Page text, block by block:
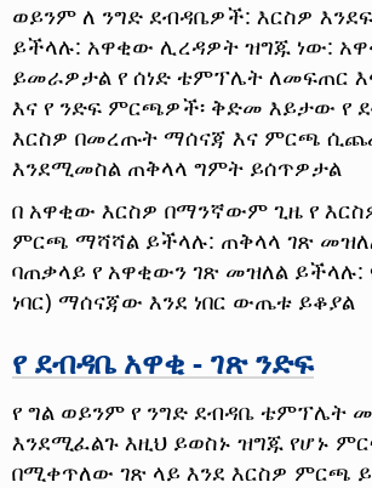
ወይንም ለ ንግድ ደብዳቤዎች: እርስዎ
ይችላሉ: አዋቂው ሊረዳዎት ዝግጁ ነው:
ይመራዎታል የ ሰነድ ቴምፕሌት ለመፍጠር
እና የ ንድፍ ምርጫዎች፡ ቅድመ እይታው የ
እርስዎ በመረጡት ማሰናጃ እና ምርጫ
እንደሚመስል ጠቅላላ ግምት ይሰጥዎታል
በ አዋቂው እርስዎ በማንኛውም ጊዜ የ
ምርጫ ማሻሻል ይችላሉ: ጠቅላላ ገጽ
ባጠቃላይ የ አዋቂውን ገጽ መዝለል ይችላሉ:
ነባር) ማሰናጃው እንደ ነበር ውጤቱ ይቆያል
የ ደብዳቤ አዋቂ - ገጽ ንድፍ
የ ግል ወይንም የ ንግድ ደብዳቤ ቴምፕሌት
እንደሚፈልጉ እዚህ ይወስኑ ዝግጁ የሆኑ
በሚቀጥለው ገጽ ላይ እንደ እርስዎ ምርጫ